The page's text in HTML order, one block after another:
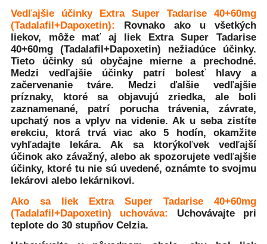
Vedľajšie účinky
Extra Super Tadarise 40+60mg
(Tadalafil+Dapoxetin):
Rovnako ako u všetkých
liekov, môže mať aj liek
Extra Super Tadarise
40+60mg (Tadalafil+Dapoxetin) nežiadúce účinky.
Tieto účinky sú obyčajne mierne a prechodné.
Medzi vedľajšie účinky patrí bolesť hlavy a
začervenanie tváre. Medzi ďalšie vedľajšie
príznaky, ktoré sa objavujú zriedka, ale boli
zaznamenané, patrí porucha trávenia, závrate,
upchatý nos a vplyv na videnie. Ak u seba zistíte
erekciu, ktorá trvá viac ako 5 hodín, okamžite
vyhľadajte lekára. Ak sa ktorýkoľvek vedľajší
účinok ako závažný, alebo ak spozorujete vedľajšie
účinky, ktoré tu nie sú uvedené, oznámte to svojmu
lekárovi alebo lekárnikovi.
Ako sa liek Extra Super Tadarise 40+60mg
(Tadalafil+Dapoxetin) uchováva: Uchovávajte pri
teplote do 30 stupňov Celzia.